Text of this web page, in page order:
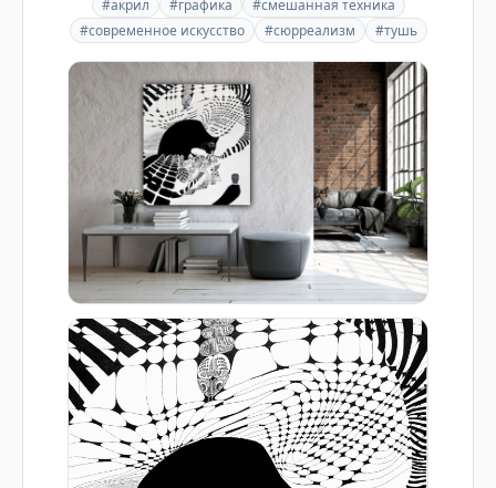
#акрил #графика
#смешанная техника
#современное искусство
#сюрреализм #тушь